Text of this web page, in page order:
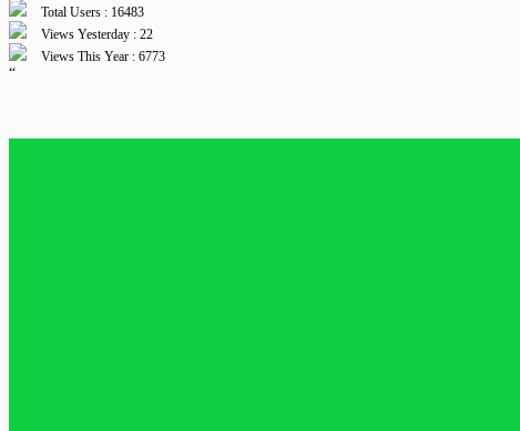
Total Users : 16483
Views Yesterday : 22
Views This Year : 6773
“